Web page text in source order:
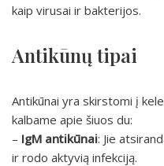
kaip virusai ir bakterijos.
Antikūnų tipai
Antikūnai yra skirstomi į
kalbame apie šiuos du:
– IgM antikūnai: Jie
ir rodo aktyvią infekciją.